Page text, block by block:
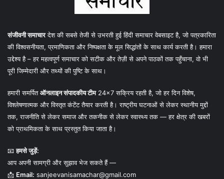
संजीवनी समाचारदेश की सबसे तेजी से उभरती हुई हिंदी समाचार वेबसाइट है, जो पत्रकारिता
की विश्वसनीयता, प्रमाणिकता और निष्पक्षता के मूल सिद्धांतों के साथ कार्य करती है। हमारा
उद्देश्य है – हर महत्वपूर्ण समाचार को सटीक और तेज़ी से अपने पाठकों तक पहुँचाना, वो भी
पूरी जिम्मेदारी और तथ्यों की पुष्टि के साथ।
हमारी समर्पितऑनलाइन संपादकीय टीम24×7 सक्रिय रहती है, जो हर दिन विशेष,
विश्लेषणात्मक और विस्तृत कंटेंट तैयार करती है। राष्ट्रीय घटनाओं से लेकर स्थानीय मुद्दों
तक, राजनीति से लेकर समाज और तकनीक से लेकर स्वास्थ्य तक — हर क्षेत्र की खबरों
को प्राथमिकता के साथ प्रस्तुत किया जाता है।
📧हमसे जुड़ें:
आप अपनी सामग्री और सुझाव भेज सकते हैं —
📩 Email: sanjeevanisamachar@gmail.com